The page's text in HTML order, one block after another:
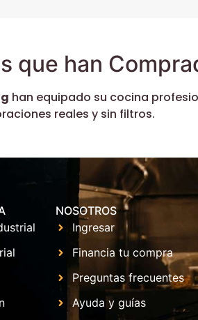
que han
han equipado su cocina
reales y sin filtros.
NOSOTROS
Ingresar
Financia tu compra
Preguntas frecuentes
Ayuda y guías